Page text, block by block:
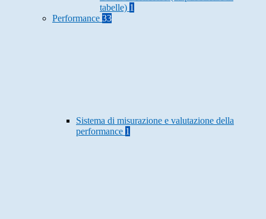
tabelle) 1
Performance 33
Sistema di misurazione e valutazione della
performance 1